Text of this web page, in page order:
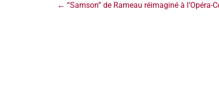
← “Samson” de Rameau réimaginé à